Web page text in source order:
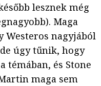
lesznek még
Maga
Westeros nagyjából
úgy tűnik, hogy
témában, és Stone
maga sem